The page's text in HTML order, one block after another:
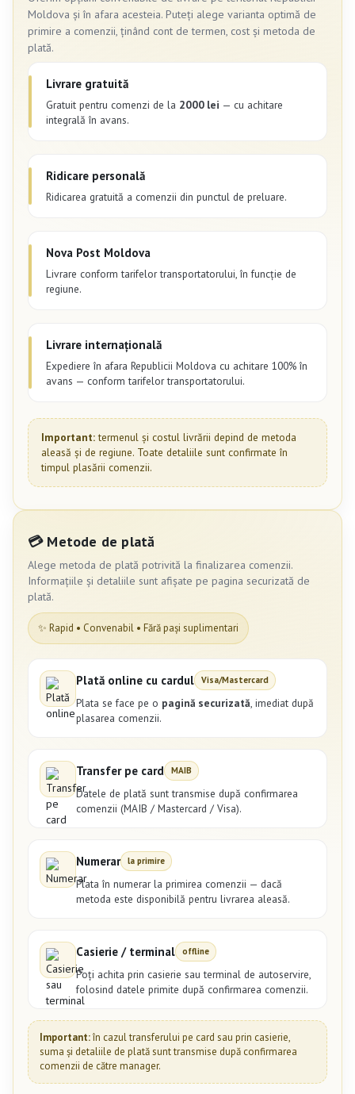
Moldova și în afara acesteia. Puteți alege varianta optimă de
primire a comenzii, ținând cont de termen, cost și metoda de
plată.
Livrare gratuită
Gratuit pentru comenzi de la 2000 lei — cu achitare
integrală în avans.
Ridicare personală
Ridicarea gratuită a comenzii din punctul de preluare.
Nova Post Moldova
Livrare conform tarifelor transportatorului, în funcție de
regiune.
Livrare internațională
Expediere în afara Republicii Moldova cu achitare 100% în
avans — conform tarifelor transportatorului.
Important:termenul și costul livrării depind de metoda
aleasă și de regiune. Toate detaliile sunt confirmate în
timpul plasării comenzii.
💳 Metode de plată
Alege metoda de plată potrivită la finalizarea comenzii.
Informațiile și detaliile sunt afișate pe pagina securizată de
plată.
✨ Rapid • Convenabil • Fără pași suplimentari
Plată online cu cardul Visa/Mastercard
Plata se face pe o pagină securizată, imediat după
plasarea comenzii.
Transfer pe card MAIB
Datele de plată sunt transmise după confirmarea
comenzii (MAIB / Mastercard / Visa).
Numerar la primire
Plata în numerar la primirea comenzii — dacă
metoda este disponibilă pentru livrarea aleasă.
Casierie / terminal offline
Poți achita prin casierie sau terminal de autoservire,
folosind datele primite după confirmarea comenzii.
Important:în cazul transferului pe card sau prin casierie,
suma și detaliile de plată sunt transmise după confirmarea
comenzii de către manager.